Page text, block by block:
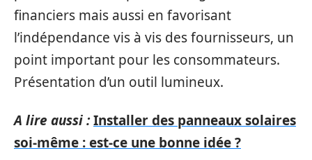
financiers mais aussi en favorisant
l’indépendance vis à vis des fournisseurs, un
point important pour les consommateurs.
Présentation d’un outil lumineux.
A lire aussi :Installer des panneaux solaires
soi-même : est-ce une bonne idée ?